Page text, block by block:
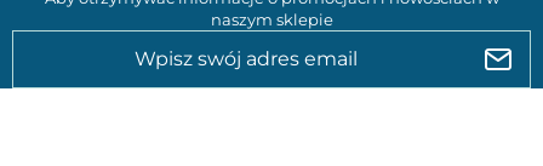
naszym sklepie